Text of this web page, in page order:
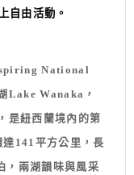
自由活動。
National
Lake Wanaka，
是紐西蘭境內的第
141平方公里，長
，兩湖韻味與風采